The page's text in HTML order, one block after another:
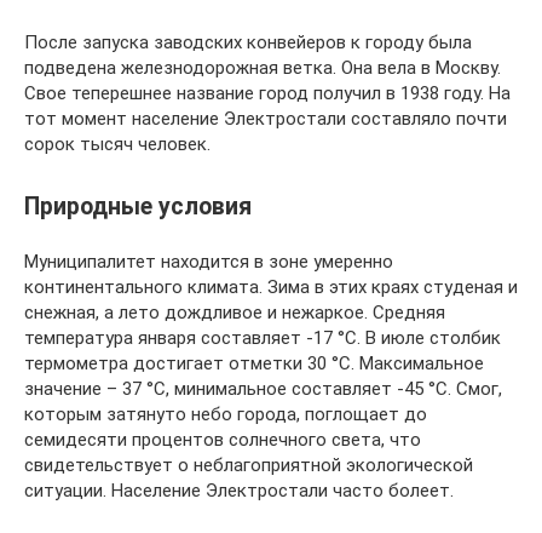
После запуска заводских конвейеров к городу была
подведена железнодорожная ветка. Она вела в Москву.
Свое теперешнее название город получил в 1938 году. На
тот момент население Электростали составляло почти
сорок тысяч человек.
Природные условия
Муниципалитет находится в зоне умеренно
континентального климата. Зима в этих краях студеная и
снежная, а лето дождливое и нежаркое. Средняя
температура января составляет -17 °С. В июле столбик
термометра достигает отметки 30 °С. Максимальное
значение – 37 °С, минимальное составляет -45 °С. Смог,
которым затянуто небо города, поглощает до
семидесяти процентов солнечного света, что
свидетельствует о неблагоприятной экологической
ситуации. Население Электростали часто болеет.